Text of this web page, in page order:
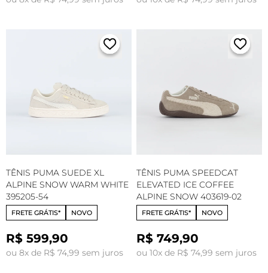
TÊNIS PUMA SUEDE XL
ALPINE SNOW WARM WHITE
395205-54
FRETE GRÁTIS* NOVO
R$ 599,90
ou 8x de R$ 74,99 sem juros
TÊNIS PUMA SPEEDCAT
ELEVATED ICE COFFEE
ALPINE SNOW 403619-02
FRETE GRÁTIS* NOVO
R$ 749,90
ou 10x de R$ 74,99 sem juros